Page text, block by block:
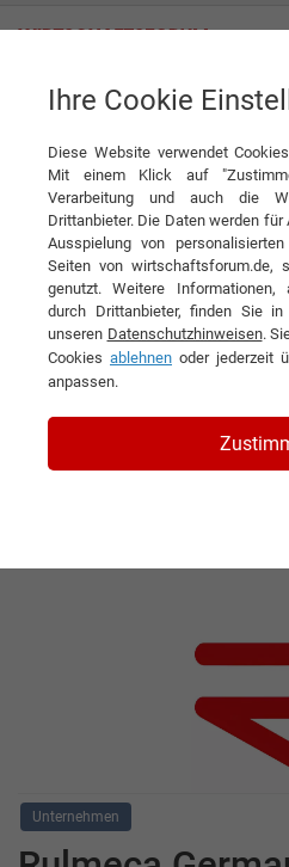
Regional Sachsen-Anhalt
Unternehmen
Ihre Cookie
Diese Website verwendet
Mit einem Klick auf
Verarbeitung und auch die
Drittanbieter. Die Daten werden für
Ausspielung von
Seiten von wirtschaftsforum.de,
genutzt. Weitere Informationen,
durch Drittanbieter, finden Sie
unseren Datenschutzhinweisen.
Cookies ablehnen oder jederzeit
anpassen.